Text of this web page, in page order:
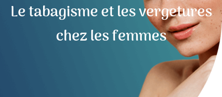
Le tabagisme et les vergetures
chez les femmes